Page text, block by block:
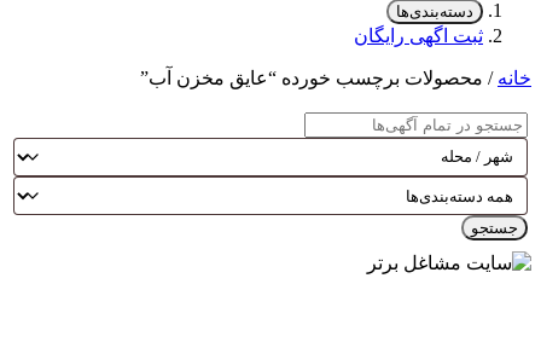
دسته‌بندی‌ها
ثبت اگهی رایگان
خانه / محصولات برچسب خورده “عایق مخزن آب”
جستجو